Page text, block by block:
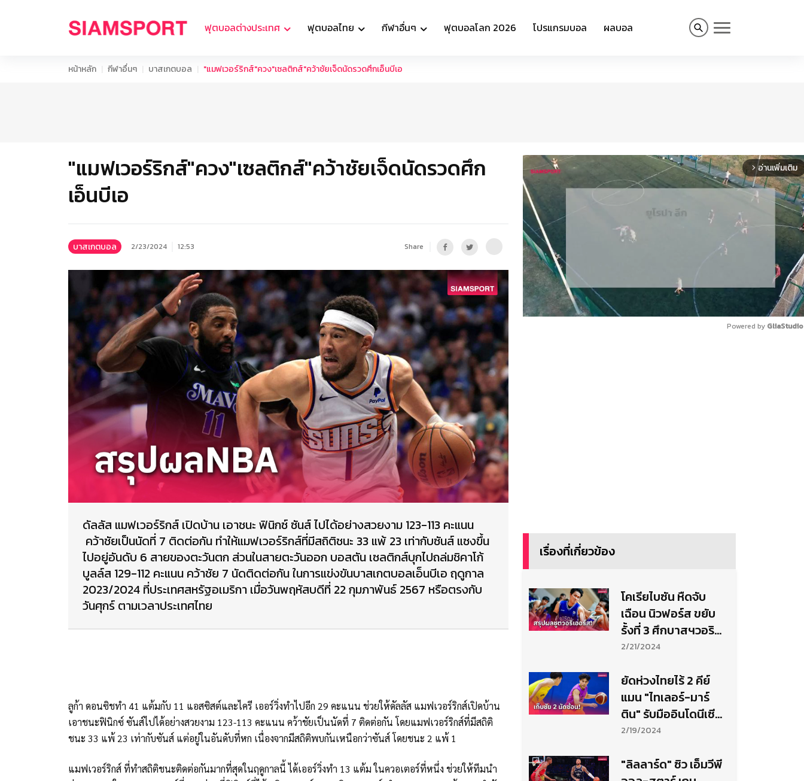
ฟุตบอลต่างประเทศ ฟุตบอลไทย กีฬาอื่นๆ ฟุตบอลโลก 2026 โปรแกรมบอล ผลบอล
หน้าหลัก กีฬาอื่นๆ บาสเกตบอล "แมฟเวอร์ริกส์"ควง"เซลติกส์"คว้าชัยเจ็ดนัดรวดศึกเอ็นบีเอ
"แมฟเวอร์ริกส์"ควง"เซลติกส์"คว้าชัยเจ็ดนัดรวดศึก
เอ็นบีเอ
บาสเกตบอล 2/23/2024 12:53 Share
ดัลลัส แมฟเวอร์ริกส์ เปิดบ้าน เอาชนะ ฟินิกซ์ ซันส์ ไปได้อย่างสวยงาม 123-113 คะแนน
คว้าชัยเป็นนัดที่ 7 ติดต่อกัน ทำให้แมฟเวอร์ริกส์ที่มีสถิติชนะ 33 แพ้ 23 เท่ากับซันส์ แซงขึ้น
ไปอยู่อันดับ 6 สายของตะวันตก ส่วนในสายตะวันออก บอสตัน เซลติกส์บุกไปถล่มชิคาโก้
บูลล์ส 129-112 คะแนน คว้าชัย 7 นัดติดต่อกัน ในการแข่งขันบาสเกตบอลเอ็นบีเอ ฤดูกาล
2023/2024 ที่ประเทศสหรัฐอเมริกา เมื่อวันพฤหัสบดีที่ 22 กุมภาพันธ์ 2567 หรือตรงกับ
วันศุกร์ ตามเวลาประเทศไทย
ลูก้า ดอนซิชทำ 41 แต้มกับ 11 แอสซิสต์และไครี เออร์วิ่งทำไปอีก 29 คะแนน ช่วยให้ดัลลัส แมฟเวอร์ริกส์เปิดบ้าน
เอาชนะฟินิกซ์ ซันส์ไปได้อย่างสวยงาม 123-113 คะแนน คว้าชัยเป็นนัดที่ 7 ติดต่อกัน โดยแมฟเวอร์ริกส์ที่มีสถิติ
ชนะ 33 แพ้ 23 เท่ากับซันส์ แต่อยู่ในอันดับที่หก เนื่องจากมีสถิติพบกันเหนือกว่าซันส์ โดยชนะ 2 แพ้ 1
แมฟเวอร์ริกส์ ที่ทำสถิติชนะติดต่อกันมากที่สุดในฤดูกาลนี้ ได้เออร์วิ่งทำ 13 แต้ม ในควอเตอร์ที่หนึ่ง ช่วยให้ทีมนำ
arrow_forward_ios อ่านเพิ่มเติม
Powered by
เรื่องที่เกี่ยวข้อง
โคเรียไบซัน หืดจับ
เฉือน นิวฟอร์ส ขยับ
รั้งที่ 3 ศึกบาสฯวอริ
เออร์ส 2024
2/21/2024
ยัดห่วงไทยไร้ 2 คีย์
แมน "ไทเลอร์-มาร์
ติน" รับมืออินโดนีเซี
ยศึกฟีบ้าเอเชีย
2/19/2024
"ลิลลาร์ด" ซิว เอ็มวีพี